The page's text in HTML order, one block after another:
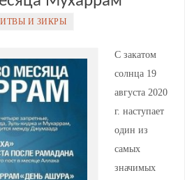
И ЗИКРЫ
С закатом
солнца 19
августа 2020
г. наступает
один из
самых
значимых